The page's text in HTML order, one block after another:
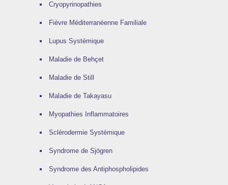
Cryopyrinopathies
Fièvre Méditerranéenne Familiale
Lupus Systémique
Maladie de Behçet
Maladie de Still
Maladie de Takayasu
Myopathies Inflammatoires
Sclérodermie Systémique
Syndrome de Sjögren
Syndrome des Antiphospholipides